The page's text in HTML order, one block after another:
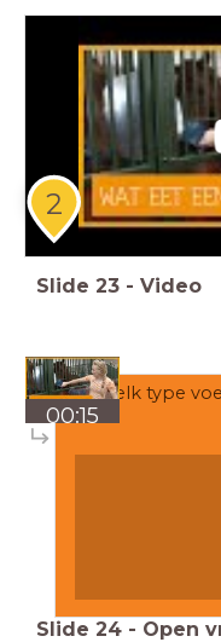
2
Slide 23 - Video
00:15
Welk type
Slide 24 - Open